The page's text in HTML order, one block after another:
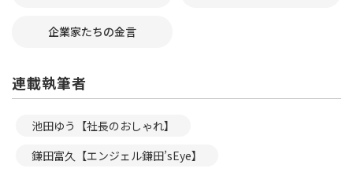
企業家たちの金言
連載執筆者
池田ゆう【社長のおしゃれ】
鎌田富久【エンジェル鎌田’sEye】